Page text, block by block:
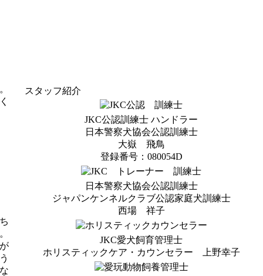
スタッフ紹介
JKC公認訓練士 ハンドラー
日本警察犬協会公認訓練士
大嶽 飛鳥
登録番号：080054D
日本警察犬協会公認訓練士
ジャパンケンネルクラブ公認家庭犬訓練士
西場 祥子
JKC愛犬飼育管理士
ホリスティックケア・カウンセラー 上野幸子